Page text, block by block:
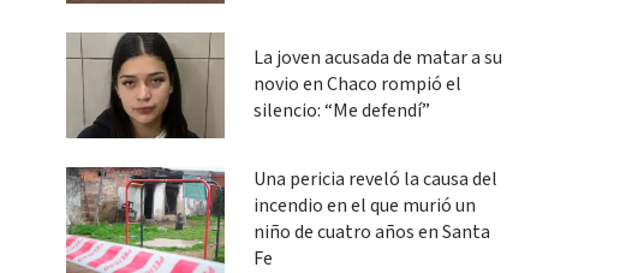
La joven acusada de matar a su
novio en Chaco rompió el
silencio: “Me defendí”
Una pericia reveló la causa del
incendio en el que murió un
niño de cuatro años en Santa
Fe